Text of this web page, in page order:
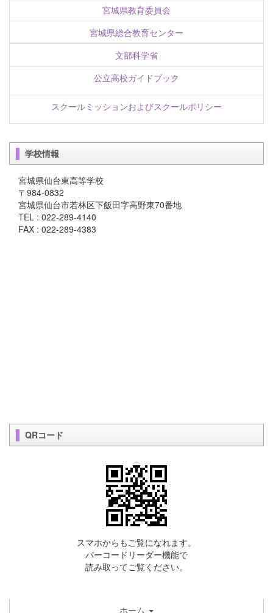
宮城県教育委員会
宮城県総合教育センター
文部科学省
公立高校ガイドブック
スクールミッションおよびスクールポリシー
学校情報
宮城県仙台東高等学校
〒984-0832
宮城県仙台市若林区下飯田字高野東70番地
TEL : 022-289-4140
FAX : 022-289-4383
QRコード
スマホからもご覧になれます。
バーコードリーダー機能で
読み取ってご覧ください。
ホーム